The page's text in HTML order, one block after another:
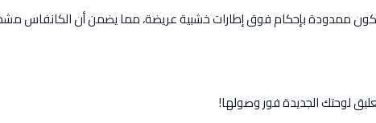
ممدودة بإحكام فوق إطارات خشبية عريضة، مما يضمن أن الكانفاس
لوحتك الجديدة فور وصولها!